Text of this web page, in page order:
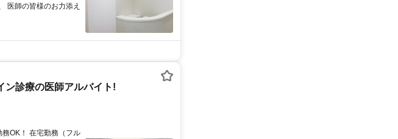
医師の皆様のお力添え
ン診療の医師アルバイト!
OK！ 在宅勤務（フル